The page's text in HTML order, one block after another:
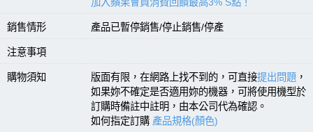
銷售情形 產品已暫停銷售/停止銷售/停產
注意事項
購物須知 版面有限，在網路上找不到的，可直接提出問題 ，
如果妳不確定是否適用妳的機器，可將使用機型於
訂購時備註中註明，由本公司代為確認。
如何指定訂購 產品規格(顏色)